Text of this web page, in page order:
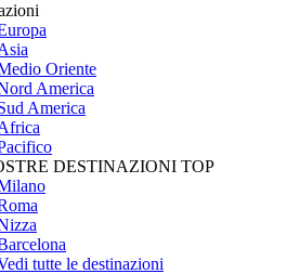
Oriente
America
America
DESTINAZIONI TOP
tutte le destinazioni